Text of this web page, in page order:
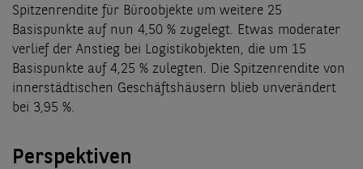
Spitzenrendite für Büroobjekte um weitere 25
Basispunkte auf nun 4,50 % zugelegt. Etwas moderater
verlief der Anstieg bei Logistikobjekten, die um 15
Basispunkte auf 4,25 % zulegten. Die Spitzenrendite von
innerstädtischen Geschäftshäusern blieb unverändert
bei 3,95 %.
Perspektiven